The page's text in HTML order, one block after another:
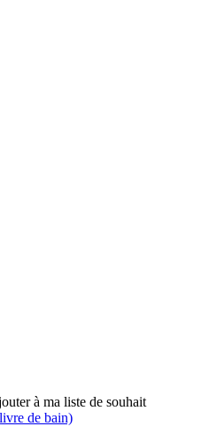
à ma liste de souhait